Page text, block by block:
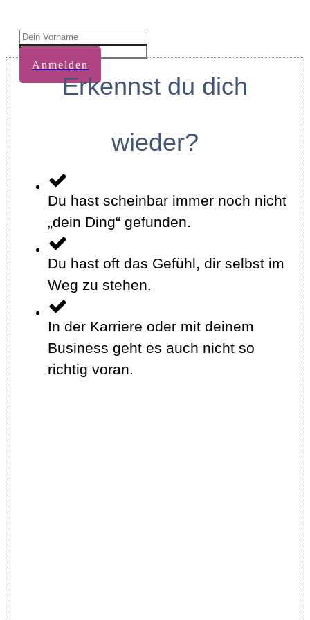
Anmelden
Erkennst du dich
wieder?
Du hast scheinbar immer noch nicht
„dein Ding“ gefunden.
Du hast oft das Gefühl, dir selbst im
Weg zu stehen.
In der Karriere oder mit deinem
Business geht es auch nicht so
richtig voran.